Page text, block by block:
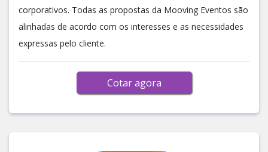
corporativos. Todas as propostas da Mooving Eventos são
alinhadas de acordo com os interesses e as necessidades
expressas pelo cliente.
Cotar agora